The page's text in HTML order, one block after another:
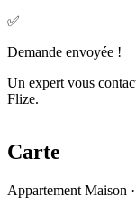
✅
Demande envoyée !
Un expert vous
Flize.
Carte
Appartement Maison